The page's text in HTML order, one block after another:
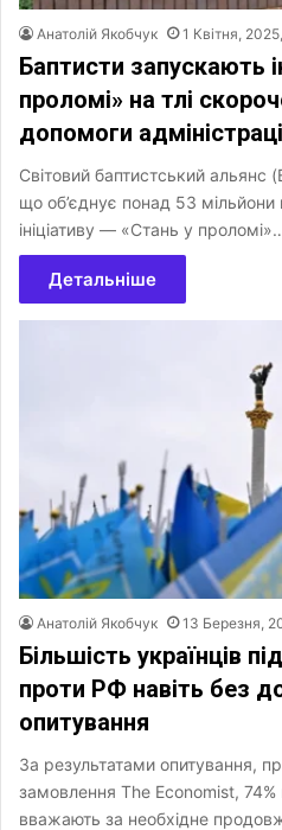
Анатолій Якобчук 1 Квітня,
Баптисти запускають
проломі» на тлі
допомоги
Світовий баптистський альянс
що об’єднує понад 53
ініціативу — «Стань у
Детальніше
Анатолій Якобчук 13 Березня,
Більшість українців
проти РФ навіть без
опитування
За результатами опитування,
замовлення The Economist, 74%
вважають за необхідне